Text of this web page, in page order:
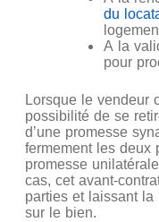
du
A la
pour
Lorsque le vendeur
possibilité de se
d’une promesse
fermement les deux
promesse
cas, cet avant-
parties et laissant la
sur le bien.